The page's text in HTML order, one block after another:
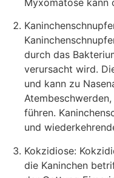
durch das
verursacht wird.
und kann zu
führen.
und
Kokzidiose:
die Kaninchen